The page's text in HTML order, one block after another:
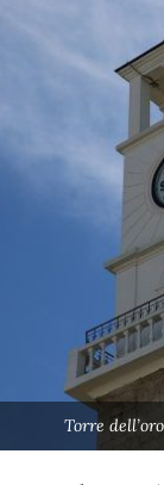
Torre